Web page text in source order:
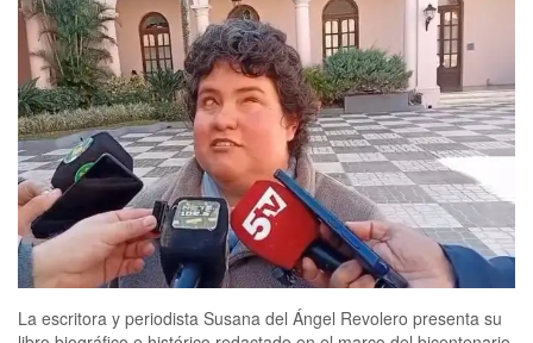
La escritora y periodista Susana del Ángel Revolero presenta su